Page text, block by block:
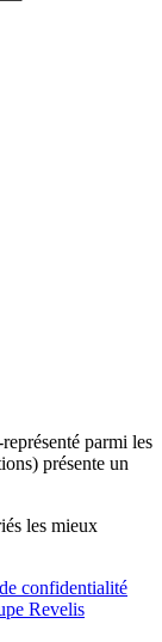
parmi les
présente un
les mieux
confidentialité
Revelis